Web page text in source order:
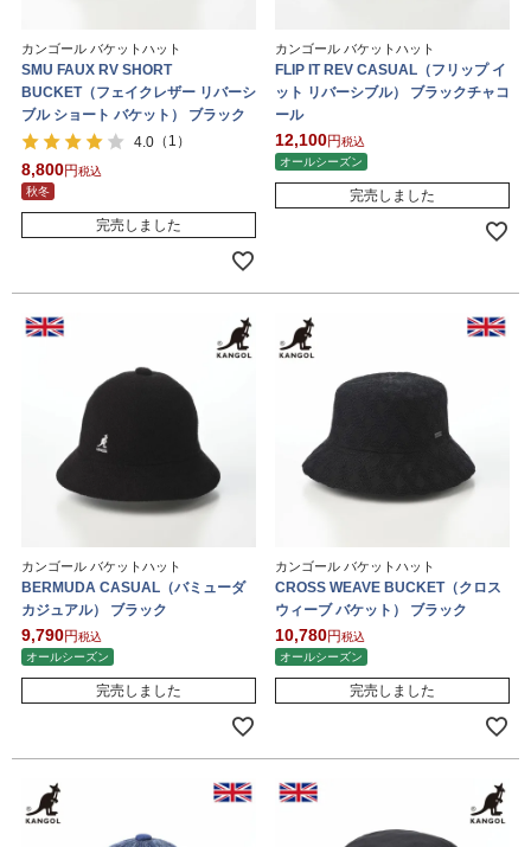
カンゴール バケットハット
SMU FAUX RV SHORT
BUCKET（フェイクレザー リバーシ
ブル ショート バケット） ブラック
4.0 （1）
8,800
税込
秋冬
完売しました
カンゴール バケットハット
FLIP IT REV CASUAL（フリップ イ
ット リバーシブル） ブラックチャコ
ール
12,100
税込
オールシーズン
完売しました
カンゴール バケットハット
BERMUDA CASUAL（バミューダ
カジュアル） ブラック
9,790
税込
オールシーズン
完売しました
カンゴール バケットハット
CROSS WEAVE BUCKET（クロス
ウィーブ バケット） ブラック
10,780
税込
オールシーズン
完売しました